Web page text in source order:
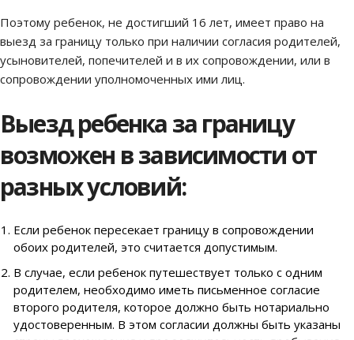
Поэтому ребенок, не достигший 16 лет, имеет право на
выезд за границу только при наличии согласия родителей,
усыновителей, попечителей и в их сопровождении, или в
сопровождении уполномоченных ими лиц.
Выезд ребенка за границу
возможен в зависимости от
разных условий:
Если ребенок пересекает границу в сопровождении
обоих родителей, это считается допустимым.
В случае, если ребенок путешествует только с одним
родителем, необходимо иметь письменное согласие
второго родителя, которое должно быть нотариально
удостоверенным. В этом согласии должны быть указаны